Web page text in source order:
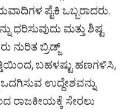
ಪೈಕಿ ಒಬ್ಬರಾದರು.
ಮತ್ತು ಶಿಷ್ಟ
ನುರಿತ ಬ್ರಿಡ್ಜ್
ಬಹಳಷ್ಟು ಹಣಗಳಿಸಿ,
ಉದ್ದೇಶವನ್ನು
ರಾಜಕೀಯಕ್ಕೆ ಸೇರಲು